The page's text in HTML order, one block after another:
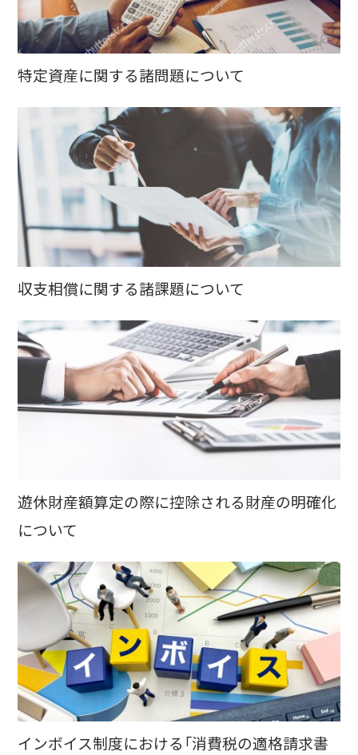
特定資産に関する諸問題について
収支相償に関する諸課題について
遊休財産額算定の際に控除される財産の明確化
について
インボイス制度における「消費税の適格請求書